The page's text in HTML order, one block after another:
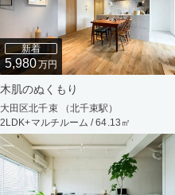
新着
5,980万円
木肌のぬくもり
大田区北千束 （北千束駅）
2LDK+マルチルーム / 64.13㎡